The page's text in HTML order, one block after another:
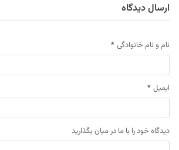
ارسال دیدگاه
نام و نام خانوادگی *
ایمیل *
دیدگاه خود را با ما در میان بگذارید